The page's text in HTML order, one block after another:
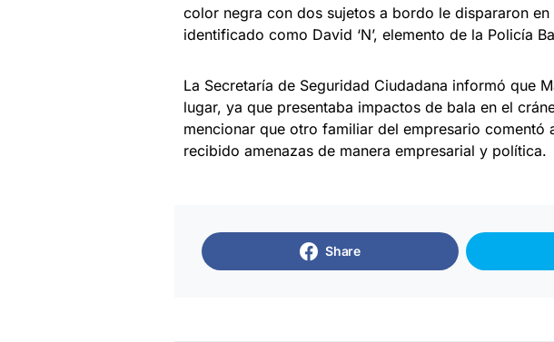
color negra con dos sujetos a bordo le dispararon
identificado como David ‘N’, elemento de la Policía
La Secretaría de Seguridad Ciudadana informó que
lugar, ya que presentaba impactos de bala en el
mencionar que otro familiar del empresario comentó
recibido amenazas de manera empresarial y política.
Share